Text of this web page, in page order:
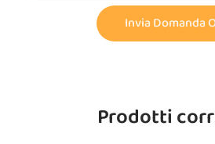
Invia Domanda
Prodotti